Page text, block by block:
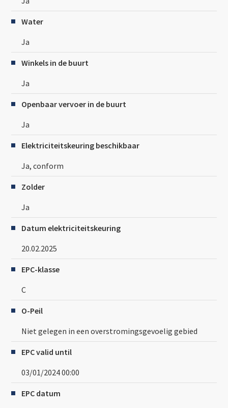
Water
Ja
Winkels in de buurt
Ja
Openbaar vervoer in de buurt
Ja
Elektriciteitskeuring beschikbaar
Ja, conform
Zolder
Ja
Datum elektriciteitskeuring
20.02.2025
EPC-klasse
C
O-Peil
Niet gelegen in een overstromingsgevoelig gebied
EPC valid until
03/01/2024 00:00
EPC datum